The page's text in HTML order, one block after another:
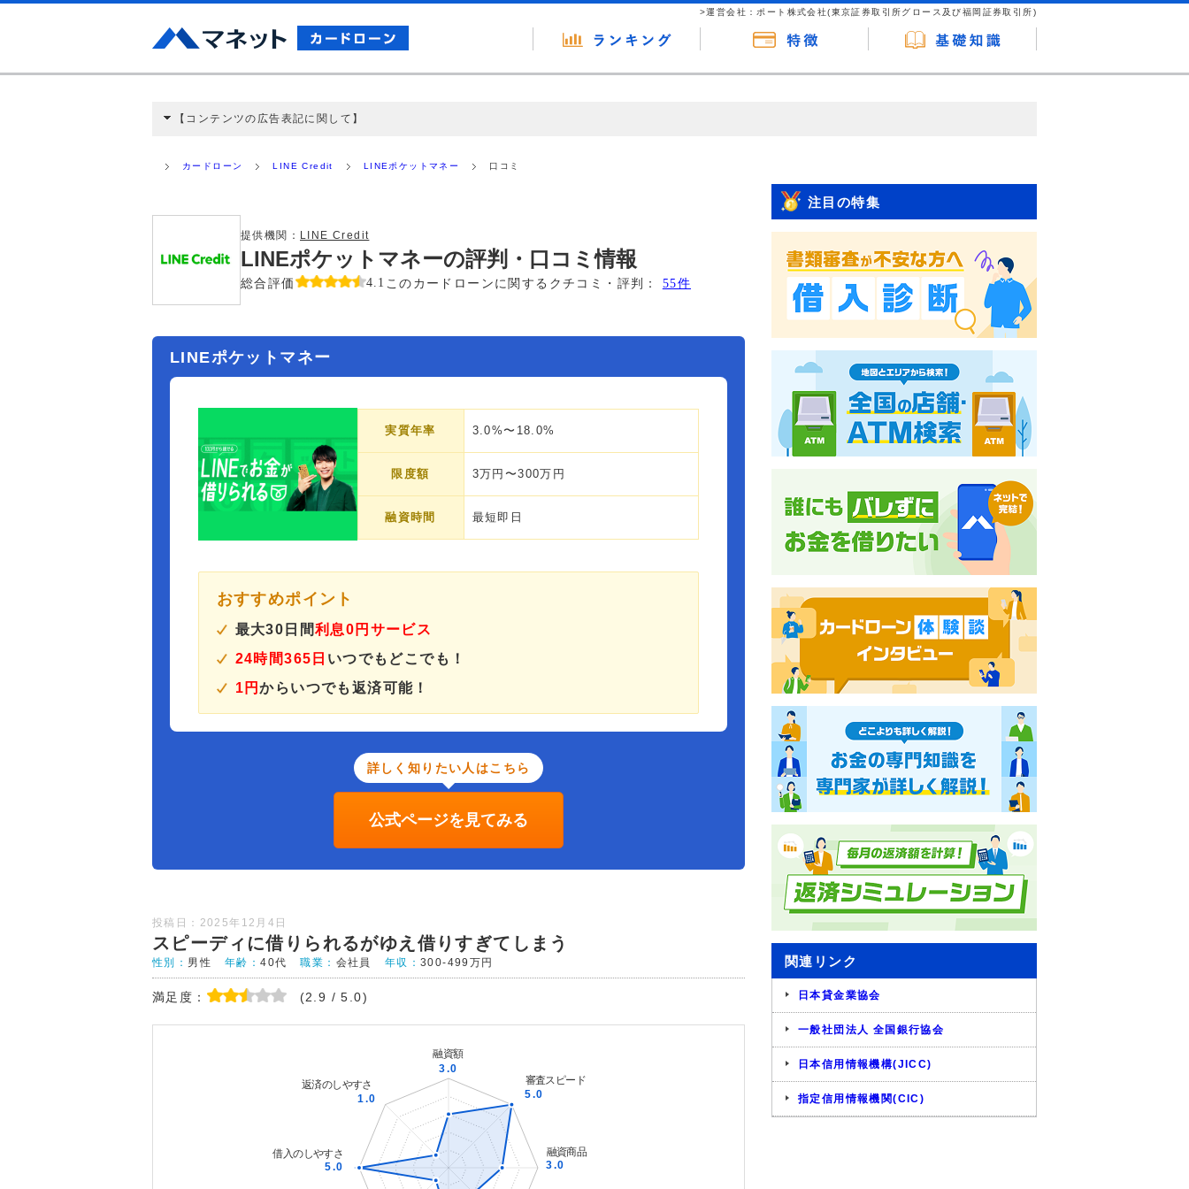
>運営会社：ポート株式会社(東京証券取引所グロース及び福岡証券取引所)
【コンテンツの広告表記に関して】
ミ収集などに基づき、公平性を担保した情報提供を行っています。
カードローン LINE Credit LINEポケットマネー 口コミ
提供機関： LINE Credit
LINEポケットマネーの評判・口コミ情報
総合評価 4.1 このカードローンに関するクチコミ・評判： 55件
LINEポケットマネー
実質年率 3.0%〜18.0%
限度額 3万円〜300万円
融資時間 最短即日
おすすめポイント
最大30日間利息0円サービス
24時間365日 いつでもどこでも！
1円からいつでも返済可能！
詳しく知りたい人はこちら
公式ページを見てみる
投稿日：2025年12月4日
スピーディに借りられるがゆえ借りすぎてしまう
性別： 男性 年齢：40代 職業： 会社員 年収：300-499万円
満足度： (2.9 / 5.0)
注目の特集
関連リンク
日本貸金業協会
一般社団法人 全国銀行協会
日本信用情報機構(JICC)
指定信用情報機関(CIC)